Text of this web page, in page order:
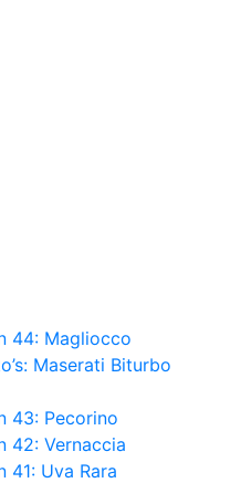
44: Magliocco
Maserati Biturbo
43: Pecorino
42: Vernaccia
41: Uva Rara